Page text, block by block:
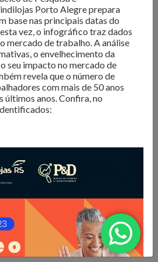
Sindilojas Porto Alegre realiza
mais importantes para o
deintenção de compra,
comportamento do consumidor
os lojistas possam organizar seus
Além disso, são produzidos
e análises do mercado, para
atualização e transformação.
Porto Alegre prepara
base nas principais datas do
vez, o infográfico traz dados
mercado de trabalho. A análise
o envelhecimento da
seu impacto no mercado de
revela que o número de
com mais de 50 anos
últimos anos. Confira, no